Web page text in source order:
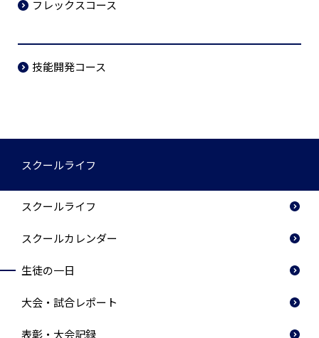
フレックスコース
技能開発コース
スクールライフ
スクールライフ
スクールカレンダー
生徒の一日
大会・試合レポート
表彰・大会記録